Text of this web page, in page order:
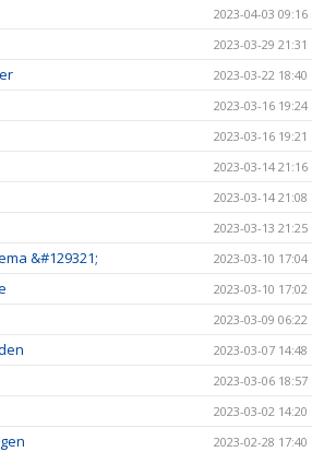
2023-04-03 09:16
2023-03-29 21:31
2023-03-22 18:40
2023-03-16 19:24
2023-03-16 19:21
2023-03-14 21:16
2023-03-14 21:08
2023-03-13 21:25
&#129321; 2023-03-10 17:04
2023-03-10 17:02
2023-03-09 06:22
2023-03-07 14:48
2023-03-06 18:57
2023-03-02 14:20
2023-02-28 17:40